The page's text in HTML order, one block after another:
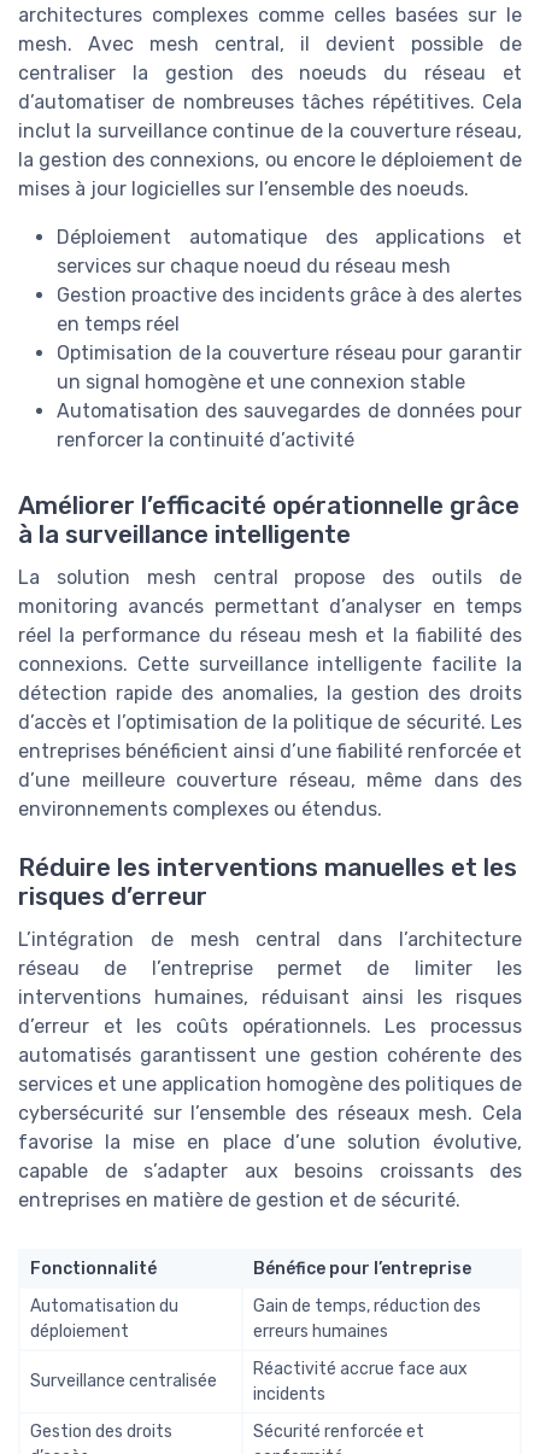
architectures complexes comme celles basées sur le
mesh. Avec mesh central, il devient possible de
centraliser la gestion des noeuds du réseau et
d’automatiser de nombreuses tâches répétitives. Cela
inclut la surveillance continue de la couverture réseau,
la gestion des connexions, ou encore le déploiement de
mises à jour logicielles sur l’ensemble des noeuds.
Déploiement automatique des applications et
services sur chaque noeud du réseau mesh
Gestion proactive des incidents grâce à des alertes
en temps réel
Optimisation de la couverture réseau pour garantir
un signal homogène et une connexion stable
Automatisation des sauvegardes de données pour
renforcer la continuité d’activité
Améliorer l’efficacité opérationnelle grâce
à la surveillance intelligente
La solution mesh central propose des outils de
monitoring avancés permettant d’analyser en temps
réel la performance du réseau mesh et la fiabilité des
connexions. Cette surveillance intelligente facilite la
détection rapide des anomalies, la gestion des droits
d’accès et l’optimisation de la politique de sécurité. Les
entreprises bénéficient ainsi d’une fiabilité renforcée et
d’une meilleure couverture réseau, même dans des
environnements complexes ou étendus.
Réduire les interventions manuelles et les
risques d’erreur
L’intégration de mesh central dans l’architecture
réseau de l’entreprise permet de limiter les
interventions humaines, réduisant ainsi les risques
d’erreur et les coûts opérationnels. Les processus
automatisés garantissent une gestion cohérente des
services et une application homogène des politiques de
cybersécurité sur l’ensemble des réseaux mesh. Cela
favorise la mise en place d’une solution évolutive,
capable de s’adapter aux besoins croissants des
entreprises en matière de gestion et de sécurité.
Fonctionnalité
Bénéfice pour l’entreprise
Automatisation du
déploiement
Gain de temps, réduction des
erreurs humaines
Surveillance centralisée
Réactivité accrue face aux
incidents
Gestion des droits
Sécurité renforcée et